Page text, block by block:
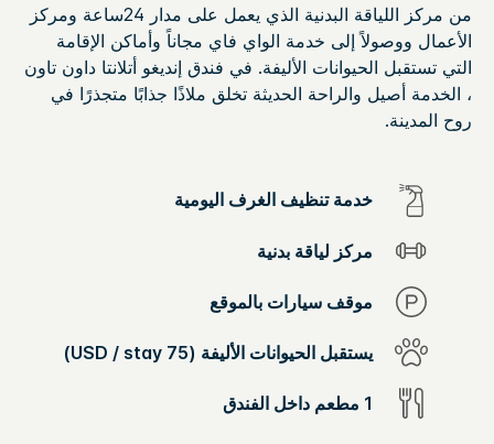
من مركز اللياقة البدنية الذي يعمل على مدار 24ساعة ومركز
الأعمال ووصولاً إلى خدمة الواي فاي مجاناً وأماكن الإقامة
التي تستقبل الحيوانات الأليفة. في فندق إنديغو أتلانتا داون تاون
، الخدمة أصيل والراحة الحديثة تخلق ملاذًا جذابًا متجذرًا في
روح المدينة.
خدمة تنظيف الغرف اليومية
مركز لياقة بدنية
موقف سيارات بالموقع
يستقبل الحيوانات الأليفة (75 USD / stay)
1 مطعم داخل الفندق